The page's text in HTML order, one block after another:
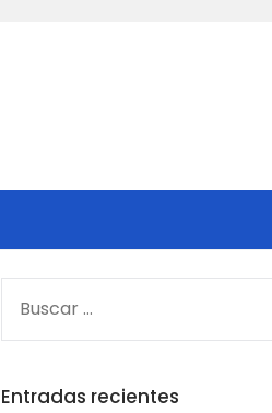
Entradas recientes